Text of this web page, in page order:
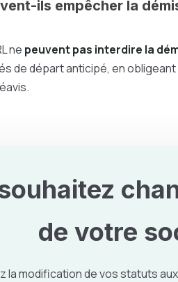
ils empêcher la
ne peuvent pas interdire la
de départ anticipé, en
de votre
la modification de vos statuts